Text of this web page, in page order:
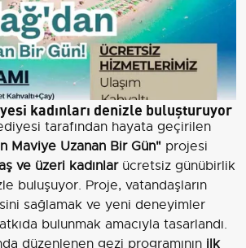
kadınları denizle buluşturuyor
tarafından hayata geçirilen
Maviye Uzanan Bir Gün"projesi
ve üzeri kadınlarücretsiz günübirlik
buluşuyor. Proje, vatandaşların
sağlamak ve yeni deneyimler
bulunmak amacıyla tasarlandı.
düzenlenen gezi programının ilk